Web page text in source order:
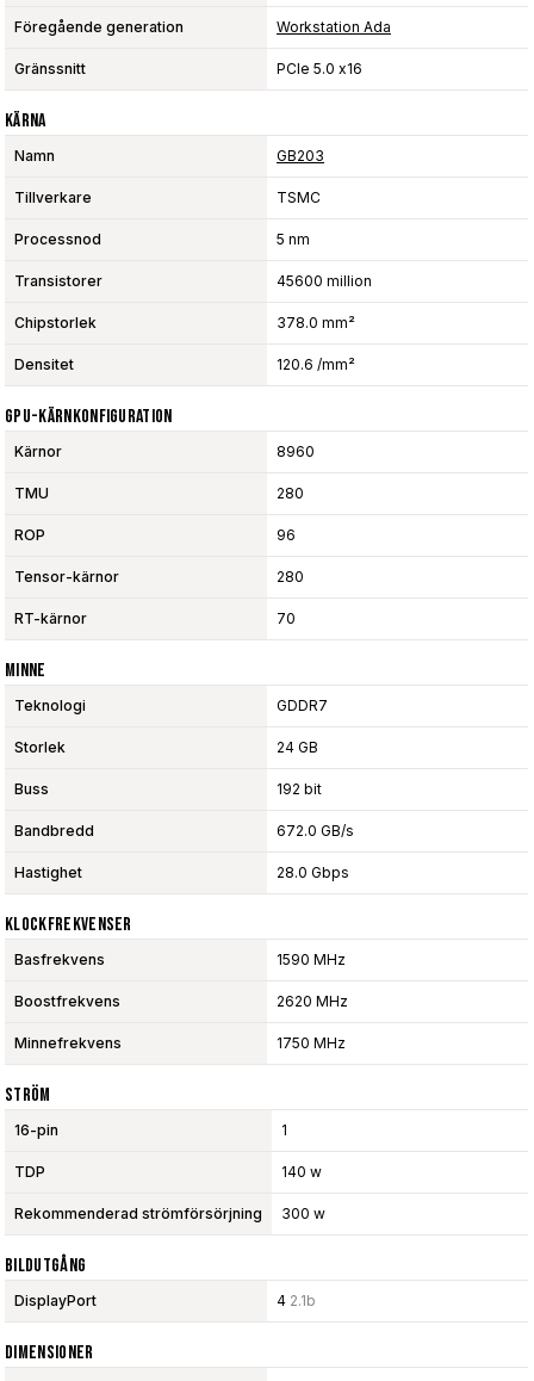
Föregående generation Workstation Ada
Gränssnitt PCIe 5.0 x16
Kärna
Namn GB203
Tillverkare TSMC
Processnod 5 nm
Transistorer 45600 million
Chipstorlek 378.0 mm²
Densitet 120.6 /mm²
GPU-Kärnkonfiguration
Kärnor 8960
TMU 280
ROP 96
Tensor-kärnor 280
RT-kärnor 70
Minne
Teknologi GDDR7
Storlek 24 GB
Buss 192 bit
Bandbredd 672.0 GB/s
Hastighet 28.0 Gbps
Klockfrekvenser
Basfrekvens 1590 MHz
Boostfrekvens 2620 MHz
Minnefrekvens 1750 MHz
Ström
16-pin 1
TDP 140 w
Rekommenderad strömförsörjning 300 w
Bildutgång
DisplayPort 4 2.1b
Dimensioner